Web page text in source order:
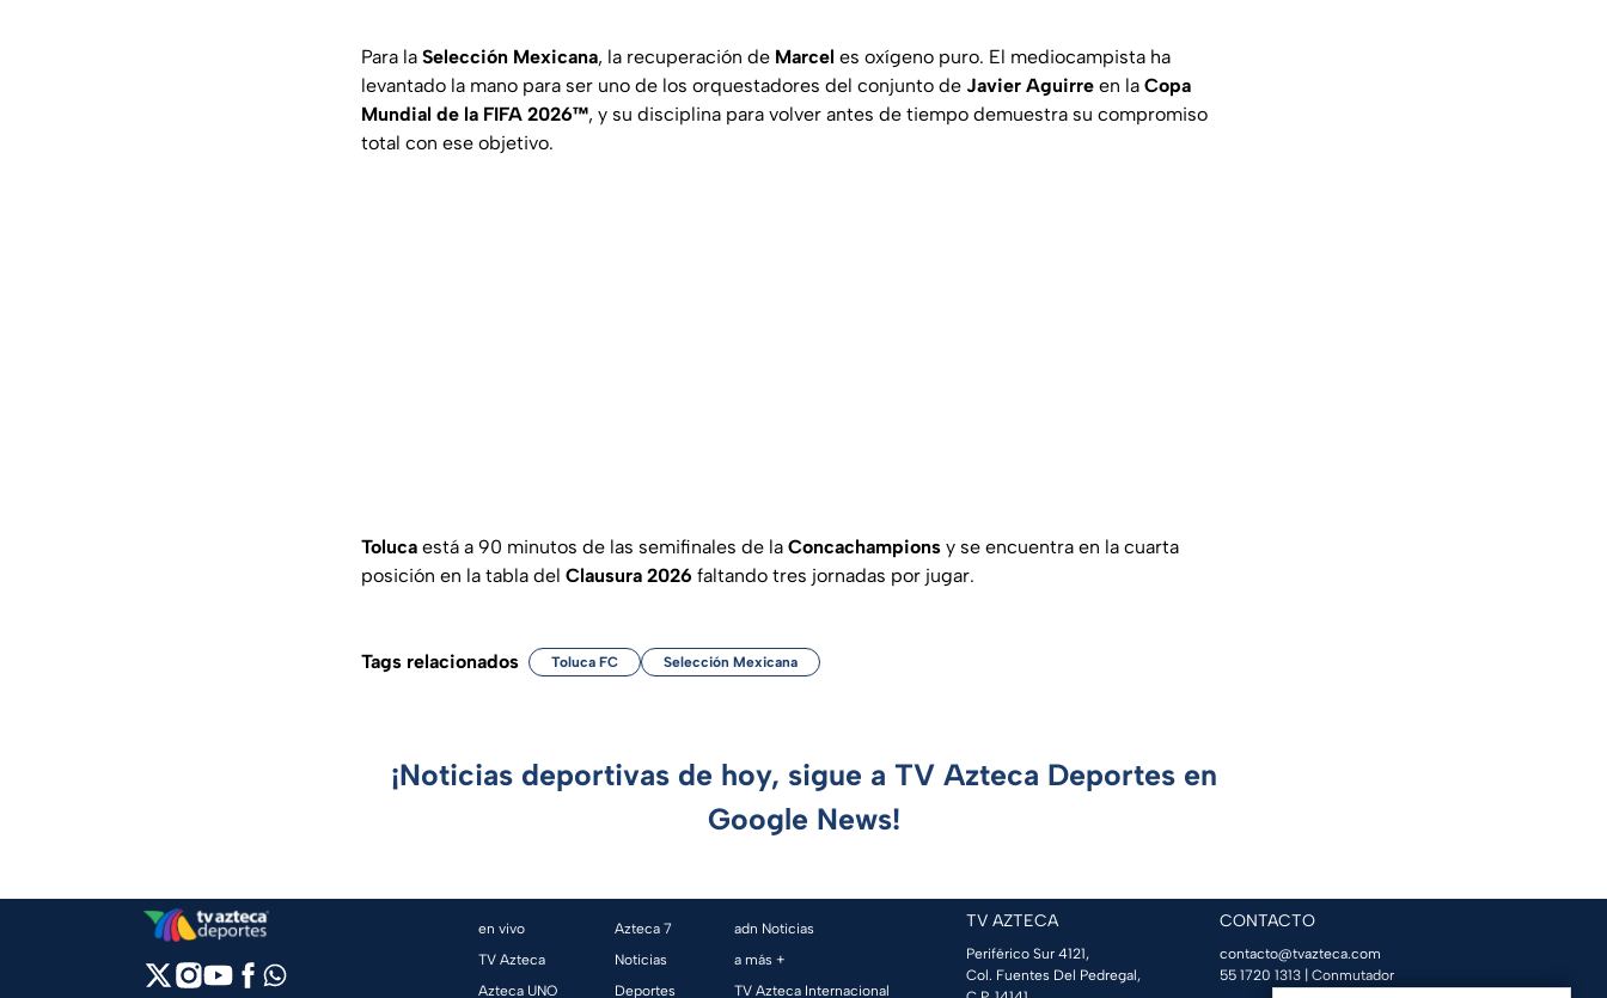
Para la Selección Mexicana, la recuperación de Marcel es oxígeno puro. El mediocampista ha
levantado la mano para ser uno de los orquestadores del conjunto de Javier Aguirre en la Copa
Mundial de la FIFA 2026™, y su disciplina para volver antes de tiempo demuestra su compromiso
total con ese objetivo.
Toluca está a 90 minutos de las semifinales de la Concachampions y se encuentra en la cuarta
posición en la tabla del Clausura 2026 faltando tres jornadas por jugar.
Tags relacionados Toluca FC Selección Mexicana
¡Noticias deportivas de hoy, sigue a TV Azteca Deportes en
Google News!
en vivo
TV Azteca
Azteca UNO
Azteca 7
Noticias
Deportes
adn Noticias
a más +
TV Azteca Internacional
TV AZTECA
Periférico Sur 4121,
Col. Fuentes Del Pedregal,
CONTACTO
contacto@tvazteca.com
55 1720 1313 | Conmutador